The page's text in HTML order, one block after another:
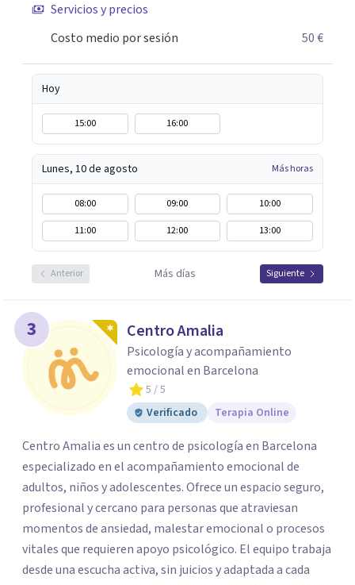
Servicios y precios
Costo medio por sesión
50 €
Hoy
15:00 16:00
Lunes, 10 de agosto Más horas
08:00 09:00
10:00
11:00
12:00 13:00
Anterior Más días Siguiente
3 Centro Amalia
Psicología y acompañamiento
emocional en Barcelona
5 / 5
Verificado
Terapia Online
Centro Amalia es un centro de psicología en Barcelona
especializado en el acompañamiento emocional de
adultos, niños y adolescentes. Ofrece un espacio seguro,
profesional y cercano para personas que atraviesan
momentos de ansiedad, malestar emocional o procesos
vitales que requieren apoyo psicológico. El equipo trabaja
desde una escucha activa, sin juicios y adaptada a cada